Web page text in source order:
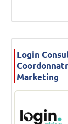
Login
Marketing